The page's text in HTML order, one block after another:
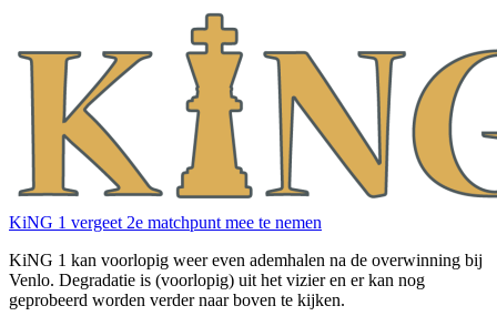
KiNG 1 vergeet 2e matchpunt mee te nemen
KiNG 1 kan voorlopig weer even ademhalen na de overwinning bij
Venlo. Degradatie is (voorlopig) uit het vizier en er kan nog
geprobeerd worden verder naar boven te kijken.